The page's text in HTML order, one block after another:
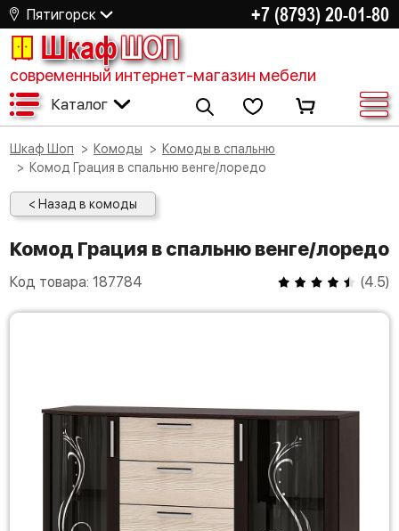
Пятигорск +7 (8793) 20-01-80
ШкафШОП
современный интернет-магазин мебели
Каталог
Шкаф Шоп Комоды
Комоды в спальню
Комод Грация в спальню венге/лоредо
< Назад в комоды
Комод Грация в спальню венге/лоредо
Код товара: 187784 (4.5)